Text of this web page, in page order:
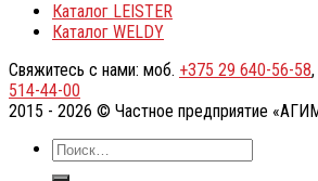
Каталог LEISTER
Каталог WELDY
Свяжитесь с нами: моб. +375 29 640-56-58
514-44-00
2015 - 2026 © Частное предприятие